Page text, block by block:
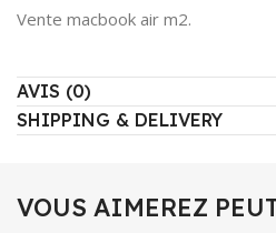
Vente macbook air m2.
AVIS (0)
SHIPPING & DELIVERY
VOUS AIMEREZ